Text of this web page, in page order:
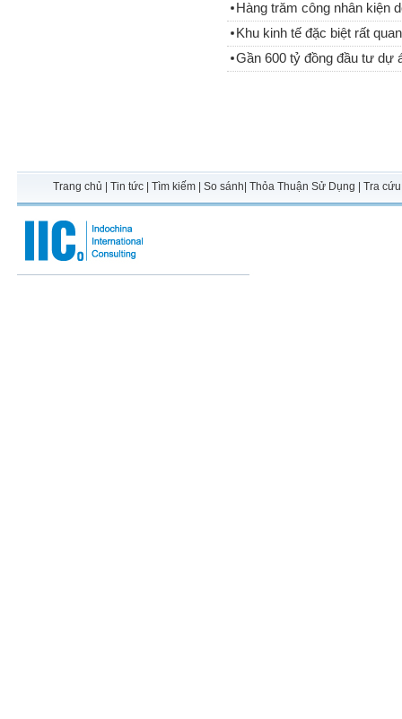
Hàng trăm công nhân kiện
Khu kinh tế đặc biệt rất
Gần 600 tỷ đồng đầu tư dự
Trang chủ Tin tức Tìm kiếm So sánh Thỏa Thuận Sử Dụng Tra